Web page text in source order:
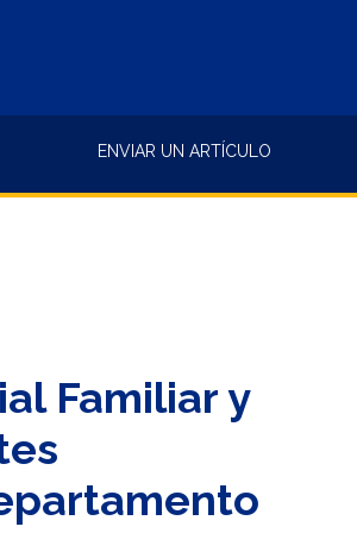
ENVIAR UN ARTÍCULO
Familiar y